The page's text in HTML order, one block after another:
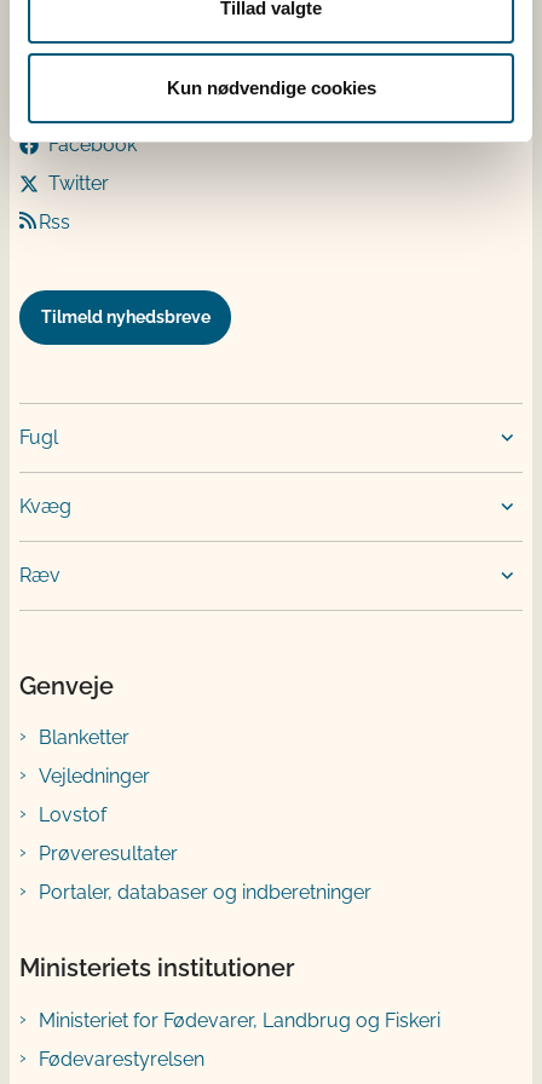
Tillad valgte
Kun nødvendige cookies
Facebook
Twitter
Rss
Tilmeld nyhedsbreve
Fugl
Kvæg
Ræv
Genveje
Blanketter
Vejledninger
Lovstof
Prøveresultater
Portaler, databaser og indberetninger
Ministeriets institutioner
Ministeriet for Fødevarer, Landbrug og Fiskeri
Fødevarestyrelsen